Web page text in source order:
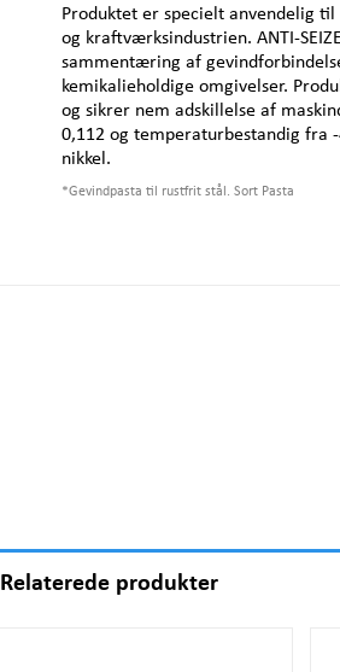
Produktet er specielt anvendelig
og kraftværksindustrien. ANTI-SEIZE
sammentæring af
kemikalieholdige omgivelser.
og sikrer nem adskillelse af
0,112 og temperaturbestandig fra
nikkel.
*Gevindpasta til rustfrit stål. Sort Pasta
Relaterede produkter